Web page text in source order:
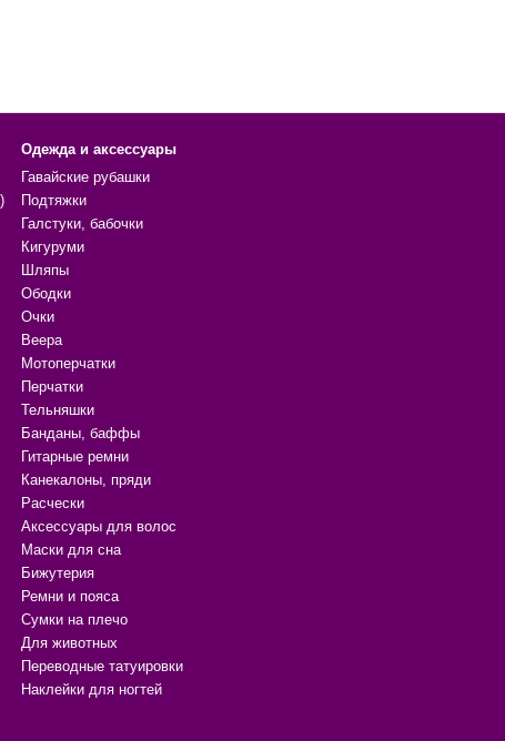
Одежда и аксессуары
Гавайские рубашки
Подтяжки
Галстуки, бабочки
Кигуруми
Шляпы
Ободки
Очки
Веера
Мотоперчатки
Перчатки
Тельняшки
Банданы, баффы
Гитарные ремни
Канекалоны, пряди
Расчески
Аксессуары для волос
Маски для сна
Бижутерия
Ремни и пояса
Сумки на плечо
Для животных
Переводные татуировки
Наклейки для ногтей